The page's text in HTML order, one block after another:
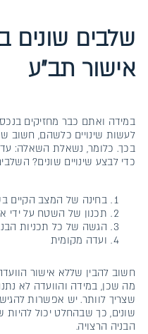
שלבים שונים
אישור תב״ע
במידה ואתם כבר מחזיקים
לעשות שינויים כלשהם, חשוב
בכך. כלומר, נשאלת השאלה:
כדי לבצע שינויים שונים?
בחינה של המצב הקיים
תכנון של השטח על ידי
הגשה של כל תכניות
ועדה מקומית
חשוב להבין שללא אישור
מה שכן, במידה והוועדה לא
שצריך לוותר. יש אפשרות
שונים, כך שבהחלט יכול להיות
הבניה הרצויה.